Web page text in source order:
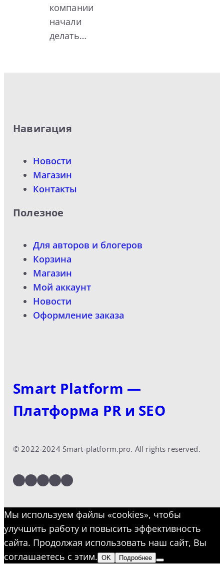
компании
начали
делать…
Навигация
Новости
Магазин
Контакты
Полезное
Для авторов и блогеров
Корзина
Магазин
Мой аккаунт
Новости
Оформление заказа
Smart Platform —
Платформа PR и SEO
© 2022-2024 Smart-platform.pro. All rights reserved.
LinkedIn
Facebook
Twitter
Instagram
YouTube
Мы используем файлы «cookies», чтобы
улучшить работу и повысить эффективность
сайта. Продолжая использовать наш сайт, Вы
соглашаетесь с этим. OK Подробнее